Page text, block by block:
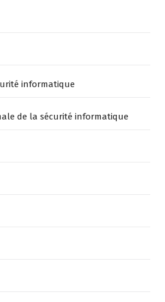
informatique
de la sécurité informatique